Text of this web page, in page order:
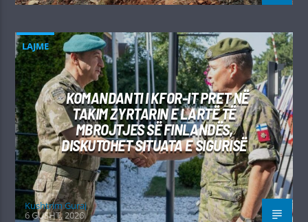
LAJME
KOMANDANTI I KFOR-IT PRET NË
TAKIM ZYRTARIN E LARTË TË
MBROJTJES SË FINLANDËS,
DISKUTOHET SITUATA E SIGURISË
Kushtrim Guraj
6 GUSHT, 2026